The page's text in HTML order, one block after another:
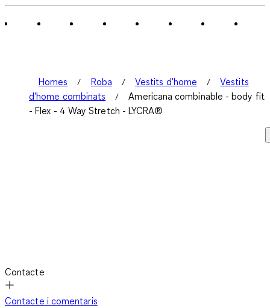
Homes Roba Vestits d'home
Vestits
d'home combinats
Americana combinable - body fit
- Flex - 4 Way Stretch - LYCRA®
Contacte
Contacte i comentaris